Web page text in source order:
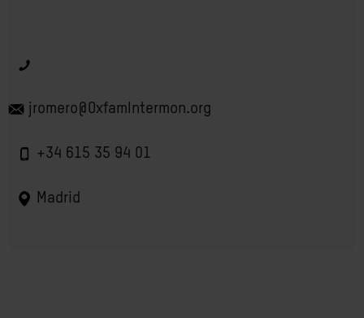
jromero@OxfamIntermon.org
+34 615 35 94 01
Madrid